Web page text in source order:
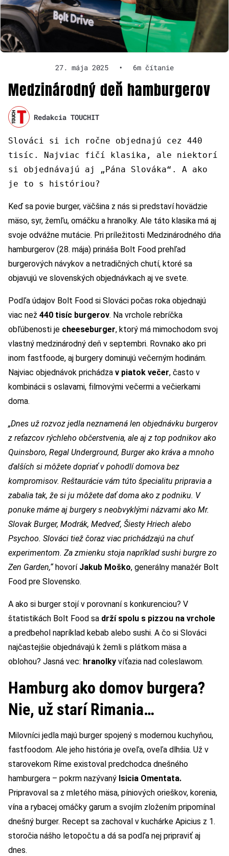
27. mája 2025 • 6m čítanie
Medzinárodný deň hamburgerov
Redakcia TOUCHIT
Slováci si ich ročne objednajú cez 440
tisíc. Najviac fičí klasika, ale niektorí
si objednávajú aj „Pána Slováka“. A ako
je to s históriou?
Keď sa povie burger, väčšina z nás si predstaví hovädzie
mäso, syr, žemľu, omáčku a hranolky. Ale táto klasika má aj
svoje odvážne mutácie. Pri príležitosti Medzinárodného dňa
hamburgerov (28. mája) prináša Bolt Food prehľad
burgerových návykov a netradičných chutí, ktoré sa
objavujú ve slovenských objednávkach aj ve svete.
Podľa údajov Bolt Food si Slováci počas roka objednajú
viac než 440 tisíc burgerov. Na vrchole rebríčka
obľúbenosti je cheeseburger, ktorý má mimochodom svoj
vlastný medzinárodný deň v septembri. Rovnako ako pri
inom fastfoode, aj burgery dominujú večerným hodinám.
Najviac objednávok prichádza v piatok večer, často v
kombinácii s oslavami, filmovými večermi a večierkami
doma.
„Dnes už rozvoz jedla neznamená len objednávku burgerov
z reťazcov rýchleho občerstvenia, ale aj z top podnikov ako
Quinsboro, Regal Underground, Burger ako kráva a mnoho
ďalších si môžete dopriať v pohodlí domova bez
kompromisov. Reštaurácie vám túto špecialitu pripravia a
zabalia tak, že si ju môžete dať doma ako z podniku. V
ponuke máme aj burgery s neobvyklými názvami ako Mr.
Slovak Burger, Modrák, Medveď, Šiesty Hriech alebo
Psychoo. Slováci tiež čoraz viac prichádzajú na chuť
experimentom. Za zmienku stoja napríklad sushi burgre zo
Zen Garden,“ hovorí Jakub Moško, generálny manažér Bolt
Food pre Slovensko.
A ako si burger stojí v porovnaní s konkurenciou? V
štatistikách Bolt Food sa drží spolu s pizzou na vrchole
a predbehol napríklad kebab alebo sushi. A čo si Slováci
najčastejšie objednávajú k žemli s plátkom mäsa a
oblohou? Jasná vec: hranolky víťazia nad coleslawom.
Hamburg ako domov burgera?
Nie, už starí Rimania…
Milovníci jedla majú burger spojený s modernou kuchyňou,
fastfoodom. Ale jeho história je oveľa, oveľa dlhšia. Už v
starovekom Ríme existoval predchodca dnešného
hamburgera – pokrm nazývaný Isicia Omentata.
Pripravoval sa z mletého mäsa, píniových orieškov, korenia,
vína a rybacej omáčky garum a svojím zložením pripomínal
dnešný burger. Recept sa zachoval v kuchárke Apicius z 1.
storočia nášho letopočtu a dá sa podľa nej pripraviť aj
dnes.